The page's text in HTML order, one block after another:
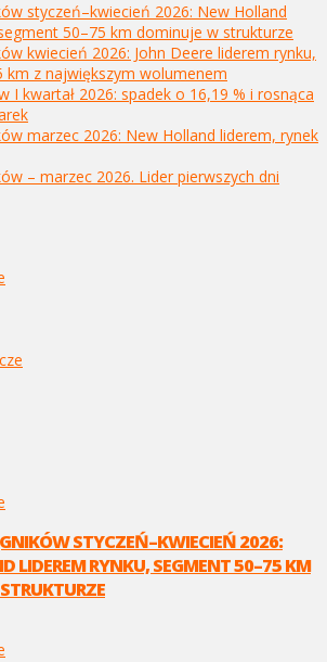
styczeń–kwiecień 2026: New Holland
50–75 km dominuje w strukturze
kwiecień 2026: John Deere liderem rynku,
km z największym wolumenem
I kwartał 2026: spadek o 16,19 % i rosnąca
marzec 2026: New Holland liderem, rynek
– marzec 2026. Lider pierwszych dni
STYCZEŃ–KWIECIEŃ 2026:
LIDEREM RYNKU, SEGMENT 50–75 KM